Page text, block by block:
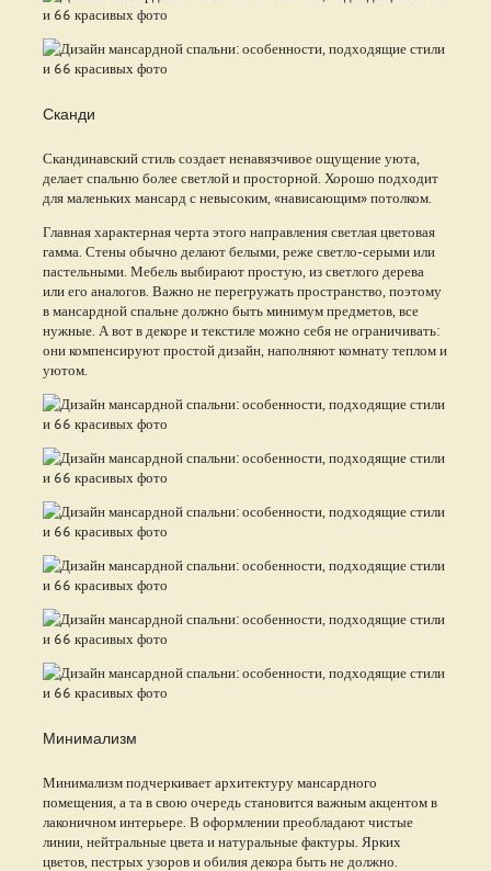
Сканди
Скандинавский стиль создает ненавязчивое ощущение уюта,
делает спальню более светлой и просторной. Хорошо подходит
для маленьких мансард с невысоким, «нависающим» потолком.
Главная характерная черта этого направления светлая цветовая
гамма. Стены обычно делают белыми, реже светло-серыми или
пастельными. Мебель выбирают простую, из светлого дерева
или его аналогов. Важно не перегружать пространство, поэтому
в мансардной спальне должно быть минимум предметов, все
нужные. А вот в декоре и текстиле можно себя не ограничивать:
они компенсируют простой дизайн, наполняют комнату теплом и
уютом.
Минимализм
Минимализм подчеркивает архитектуру мансардного
помещения, а та в свою очередь становится важным акцентом в
лаконичном интерьере. В оформлении преобладают чистые
линии, нейтральные цвета и натуральные фактуры. Ярких
цветов, пестрых узоров и обилия декора быть не должно.